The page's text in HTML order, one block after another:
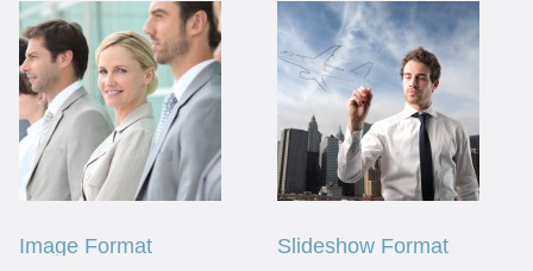
Image Format Slideshow Format